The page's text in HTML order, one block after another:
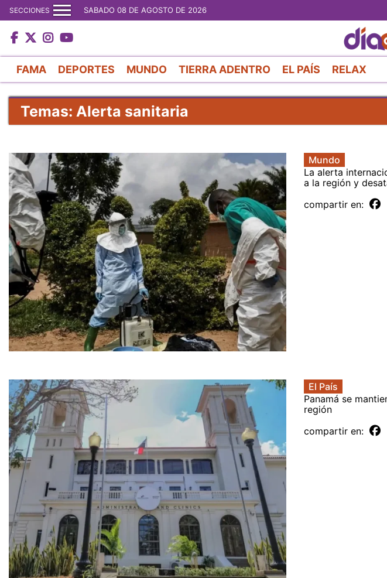
SECCIONES SABADO 08 DE AGOSTO DE 2026
FAMA DEPORTES MUNDO TIERRA ADENTRO EL PAÍS RELAX
Temas: Alerta sanitaria
Mundo
La alerta
a la región y
compartir en:
El País
Panamá se
región
compartir en: